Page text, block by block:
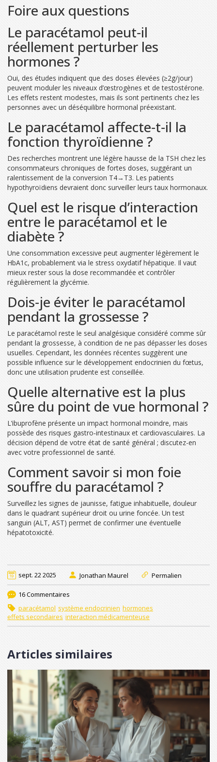
Foire aux questions
Le paracétamol peut‑il
réellement perturber les
hormones ?
Oui, des études indiquent que des doses élevées (≥2g/jour)
peuvent moduler les niveaux d’œstrogènes et de testostérone.
Les effets restent modestes, mais ils sont pertinents chez les
personnes avec un déséquilibre hormonal préexistant.
Le paracétamol affecte‑t‑il la
fonction thyroïdienne ?
Des recherches montrent une légère hausse de la TSH chez les
consommateurs chroniques de fortes doses, suggérant un
ralentissement de la conversion T4→T3. Les patients
hypothyroïdiens devraient donc surveiller leurs taux hormonaux.
Quel est le risque d’interaction
entre le paracétamol et le
diabète ?
Une consommation excessive peut augmenter légèrement le
HbA1c, probablement via le stress oxydatif hépatique. Il vaut
mieux rester sous la dose recommandée et contrôler
régulièrement la glycémie.
Dois‑je éviter le paracétamol
pendant la grossesse ?
Le paracétamol reste le seul analgésique considéré comme sûr
pendant la grossesse, à condition de ne pas dépasser les doses
usuelles. Cependant, les données récentes suggèrent une
possible influence sur le développement endocrinien du fœtus,
donc une utilisation prudente est conseillée.
Quelle alternative est la plus
sûre du point de vue hormonal ?
L’ibuprofène présente un impact hormonal moindre, mais
possède des risques gastro‑intestinaux et cardiovasculaires. La
décision dépend de votre état de santé général ; discutez-en
avec votre professionnel de santé.
Comment savoir si mon foie
souffre du paracétamol ?
Surveillez les signes de jaunisse, fatigue inhabituelle, douleur
dans le quadrant supérieur droit ou urine foncée. Un test
sanguin (ALT, AST) permet de confirmer une éventuelle
hépatotoxicité.
sept. 22 2025 Jonathan Maurel Permalien
16 Commentaires
paracétamol système endocrinien hormones
effets secondaires interaction médicamenteuse
Articles similaires